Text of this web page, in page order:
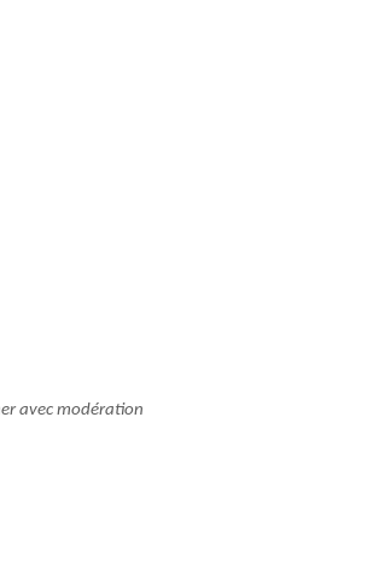
avec modération